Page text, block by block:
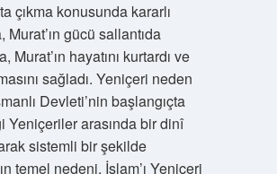
çıkma konusunda kararlı
Murat’ın gücü sallantıda
Murat’ın hayatını kurtardı ve
sağladı. Yeniçeri neden
Devleti’nin başlangıçta
Yeniçeriler arasında bir dinî
sistemli bir şekilde
temel nedeni, İslam’ı Yeniçeri